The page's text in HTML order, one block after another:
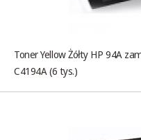
Toner Yellow Żółty HP 94A
C4194A (6 tys.)